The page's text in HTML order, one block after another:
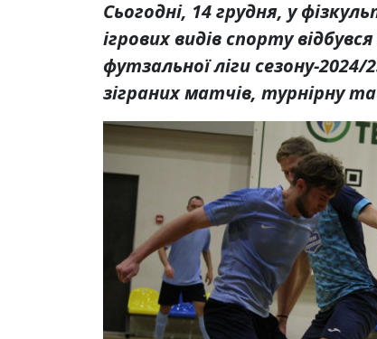
Сьогодні, 14 грудня, у
ігрових видів спорту
футзальної ліги сезону-
зіграних матчів, турнірну